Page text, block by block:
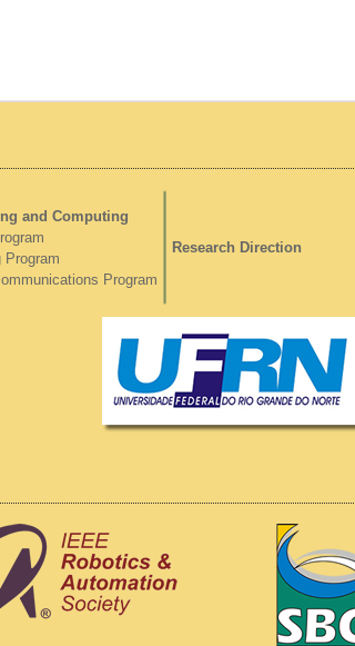
and Computing
Program
Program
Research Direction